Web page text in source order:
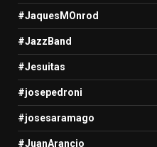
#JaquesMOnrod
#JazzBand
#Jesuitas
#josepedroni
#josesaramago
#JuanArancio